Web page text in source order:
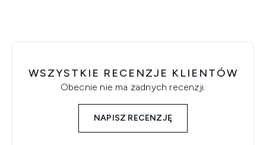
WSZYSTKIE RECENZJE KLIENTÓW
Obecnie nie ma żadnych recenzji.
NAPISZ RECENZJĘ